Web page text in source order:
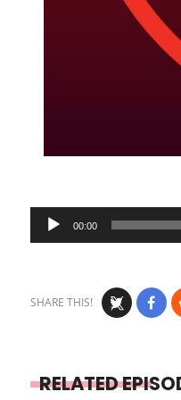
Audio
Player
00:00
SHARE THIS!
RELATED